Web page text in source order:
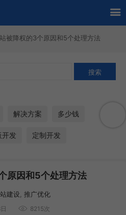
被降权的3个原因和5个处理方法
解决方案 多少钱
开发 定制开发
原因和5个处理方法
建设 推广优化
8215次